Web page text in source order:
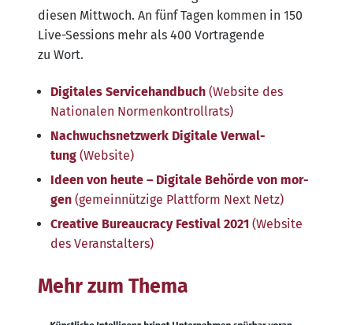
die­sen Mitt­woch. An fünf Tagen kom­men in 150
Live-Ses­si­ons mehr als 400 Vor­tra­gen­de
zu Wort.
Digi­ta­les Ser­vice­hand­buch (Web­site des
Natio­na­len Normenkontrollrats)
Nach­wuchs­netz­werk Digi­ta­le Ver­wal­
tung (Web­site)
Ideen von heu­te – Digi­ta­le Behör­de von mor­
gen (gemein­nüt­zi­ge Platt­form Next Netz)
Crea­ti­ve Bureau­cra­cy Fes­ti­val 2021 (Web­site
des Veranstalters)
Mehr zum Thema